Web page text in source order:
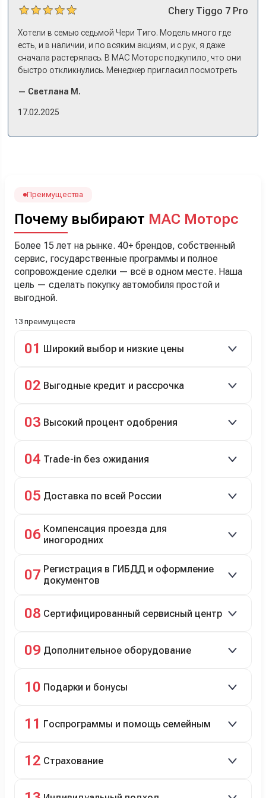
Chery Tiggo 7 Pro
Хотели в семью седьмой Чери Тиго. Модель много где
есть, и в наличии, и по всяким акциям, и с рук, я даже
сначала растерялась. В МАС Моторс подкупило, что они
быстро откликнулись. Менеджер пригласил посмотреть
примериться. Нам тут недалеко, пришли в салон - и в тот
же день купили машину! Неожиданно, но довольны! Все
менеджеру Сергею, профессионал своего дела!
— Светлана М.
17.02.2025
Преимущества
Почему выбирают МАС Моторс
Более 15 лет на рынке. 40+ брендов, собственный
сервис, государственные программы и полное
сопровождение сделки — всё в одном месте. Наша
цель — сделать покупку автомобиля простой и
выгодной.
13 преимуществ
01 Широкий выбор и низкие цены
подержанные авто.
02 Выгодные кредит и рассрочка
рассрочка 0% на 2 года при первом взносе 35–50%.
03 Высокий процент одобрения
04 Trade-in без ожидания
05 Доставка по всей России
06 Компенсация проезда для
иногородних
07 Регистрация в ГИБДД и оформление
документов
08 Сертифицированный сервисный центр
технический ремонт.
09 Дополнительное оборудование
10 Подарки и бонусы
программе лояльности.
11 Госпрограммы и помощь семейным
12 Страхование